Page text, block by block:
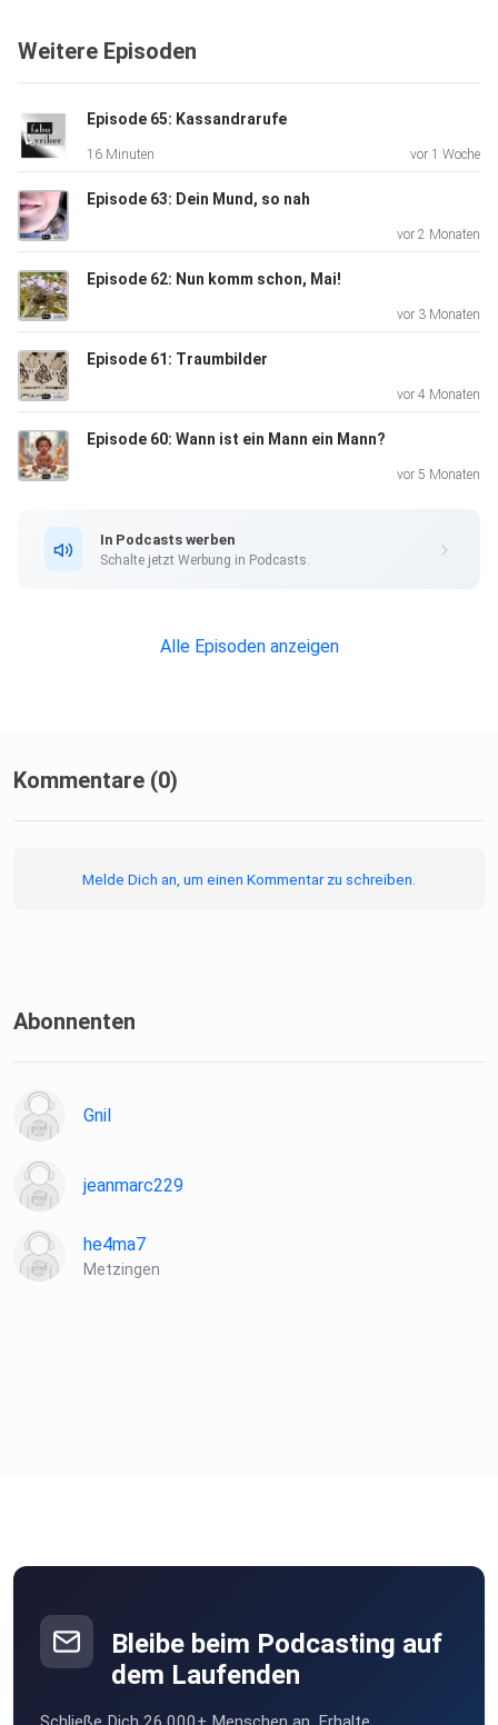
Weitere Episoden
Episode 65: Kassandrarufe
16 Minuten vor 1 Woche
Episode 63: Dein Mund, so nah
vor 2 Monaten
Episode 62: Nun komm schon, Mai!
vor 3 Monaten
Episode 61: Traumbilder
vor 4 Monaten
Episode 60: Wann ist ein Mann ein Mann?
vor 5 Monaten
In Podcasts werben
Schalte jetzt Werbung in Podcasts.
Alle Episoden anzeigen
Kommentare (0)
Melde Dich an, um einen Kommentar zu schreiben.
Abonnenten
Gnil
jeanmarc229
he4ma7
Metzingen
Bleibe beim Podcasting auf
dem Laufenden